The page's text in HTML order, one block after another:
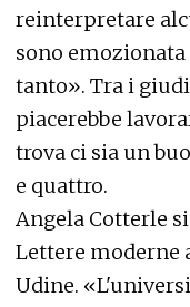
reinterpretare
sono
tanto». Tra i
piacerebbe
trova ci sia un
e quattro.
Angela Cotterle
Lettere moderne
Udine.